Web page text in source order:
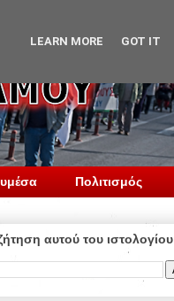
Πολιτισμός
αυτού του ιστολογίου
LEARN MORE GOT IT